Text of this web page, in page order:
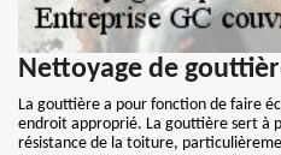
Nettoyage de
La gouttière a pour fonction de faire
endroit approprié. La gouttière sert à
résistance de la toiture,